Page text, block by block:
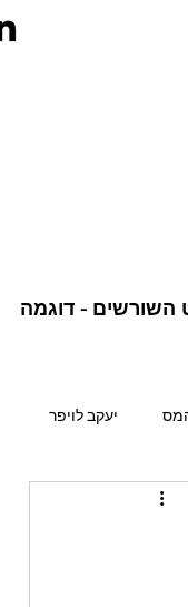
השורשים - דוגמה
יעקב לויפר